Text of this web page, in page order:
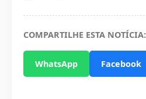
COMPARTILHE ESTA NOTÍCIA:
WhatsApp Facebook